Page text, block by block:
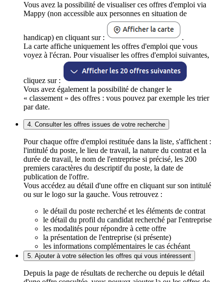
Vous avez la possibilité de visualiser ces offres d'emploi via
Mappy (non accessible aux personnes en situation de
handicap) en cliquant sur :
.
La carte affiche uniquement les offres d'emploi que vous
voyez à l'écran. Pour visualiser les offres d'emploi suivantes,
cliquez sur :
Vous avez également la possibilité de changer le
« classement » des offres : vous pouvez par exemple les trier
par date.
4. Consulter les offres issues de votre recherche
Pour chaque offre d'emploi restituée dans la liste, s'affichent :
l'intitulé du poste, le lieu de travail, la nature du contrat et la
durée de travail, le nom de l'entreprise si précisé, les 200
premiers caractères du descriptif du poste, la date de
publication de l'offre.
Vous accédez au détail d'une offre en cliquant sur son intitulé
ou sur le logo sur la gauche. Vous retrouvez :
le détail du poste recherché et les éléments de contrat
le détail du profil du candidat recherché par l'entreprise
les modalités pour répondre à cette offre
la présentation de l'entreprise (si présente)
les informations complémentaires le cas échéant
5. Ajouter à votre sélection les offres qui vous intéressent
Depuis la page de résultats de recherche ou depuis le détail